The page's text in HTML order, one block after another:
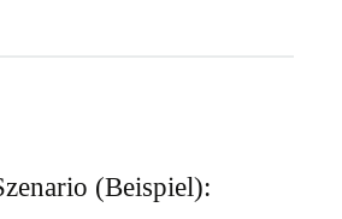
(Beispiel):